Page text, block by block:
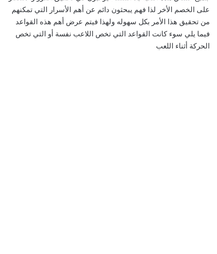
على الخصم الأخر لذا فهم يبحثون دائم عن أهم الأسرار التي تمكنهم
من تحقيق هذا الأمر بكل سهوله ولهذا فيتم عرض أهم هذه القواعد
فيما يلي سوء كانت القواعد التي تخص اللاعب نفسة أو التي تخص
الحركة أثناء اللعب